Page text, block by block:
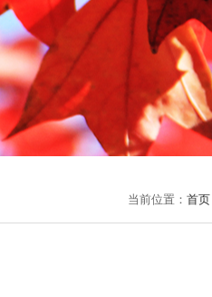
当前位置： 首页